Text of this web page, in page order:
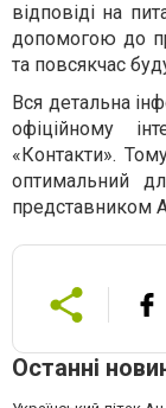
відповіді на
допомогою до
та повсякчас
Вся детальна
офіційному
«Контакти».
оптимальний
представником
Останні